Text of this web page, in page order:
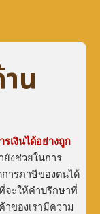
น
เงินได้อย่างถูก
ยังช่วยในการ
ารภาษีของตนได้
จะให้คำปรึกษาที่
าของเรามีความ